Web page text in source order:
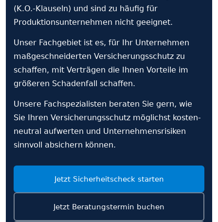
(K.O.-Klauseln) und sind zu häufig für
Produktions­unternehmen nicht geeignet.
Unser Fachgebiet ist es, für Ihr Unternehmen
maß­geschneiderten Versicherungs­schutz zu
schaffen, mit Verträgen die Ihnen Vorteile im
größeren Schadenfall schaffen.
Unsere Fach­spezialisten beraten Sie gern, wie
Sie Ihren Versicherungs­schutz möglichst kosten­
neutral aufwerten und Unternehmens­risiken
sinnvoll absichern können.
Jetzt Sicherheits­check starten
Jetzt Beratungs­termin buchen